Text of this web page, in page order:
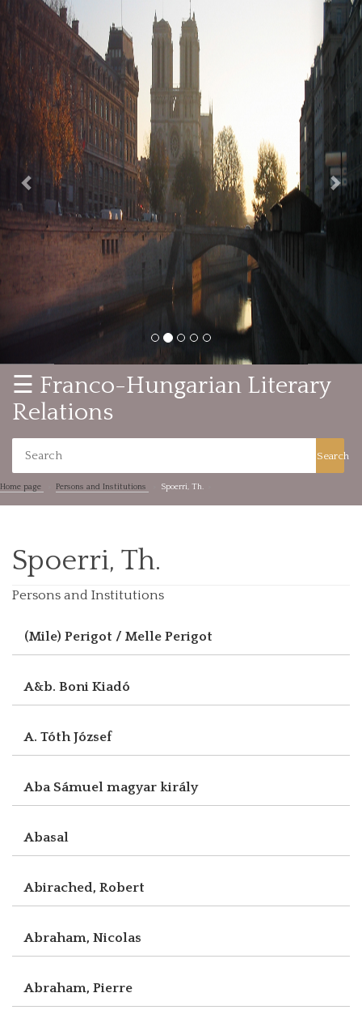
Previous
☰ Franco-Hungarian Literary
Relations
Search
Home page Persons and Institutions Spoerri, Th.
Spoerri, Th.
Persons and Institutions
(Mile) Perigot / Melle Perigot
A&b. Boni Kiadó
A. Tóth József
Aba Sámuel magyar király
Abasal
Abirached, Robert
Abraham, Nicolas
Abraham, Pierre